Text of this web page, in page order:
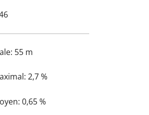
55 m
2,7 %
0,65 %